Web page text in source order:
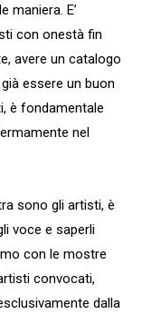
maniera. E’
con onestà fin
avere un catalogo
essere un buon
è fondamentale
nel
sono gli artisti, è
voce e saperli
con le mostre
convocati,
dalla